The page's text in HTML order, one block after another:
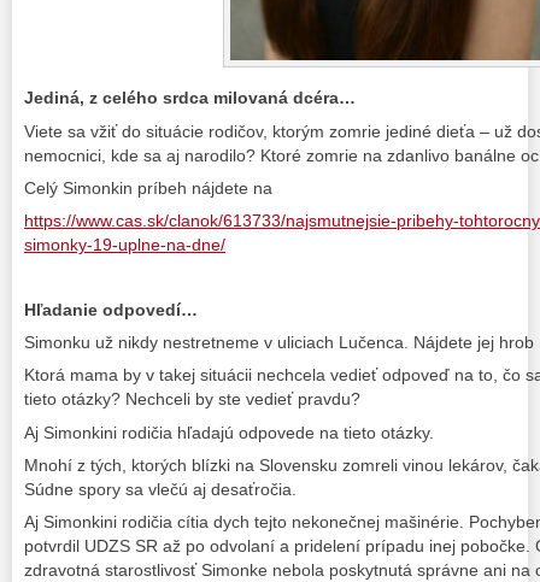
Jediná, z celého srdca milovaná dcéra…
Viete sa vžiť do situácie rodičov, ktorým zomrie jediné dieťa – už
nemocnici, kde sa aj narodilo? Ktoré zomrie na zdanlivo banálne
Celý Simonkin príbeh nájdete na
https://www.cas.sk/clanok/613733/najsmutnejsie-pribehy-
simonky-19-uplne-na-dne/
Hľadanie odpovedí…
Simonku už nikdy nestretneme v uliciach Lučenca. Nájdete jej
Ktorá mama by v takej situácii nechcela vedieť odpoveď na to, čo
tieto otázky? Nechceli by ste vedieť pravdu?
Aj Simonkini rodičia hľadajú odpovede na tieto otázky.
Mnohí z tých, ktorých blízki na Slovensku zomreli vinou lekárov,
Súdne spory sa vlečú aj desaťročia.
Aj Simonkini rodičia cítia dych tejto nekonečnej mašinérie.
potvrdil UDZS SR až po odvolaní a pridelení prípadu inej pobočke.
zdravotná starostlivosť Simonke nebola poskytnutá správne ani na